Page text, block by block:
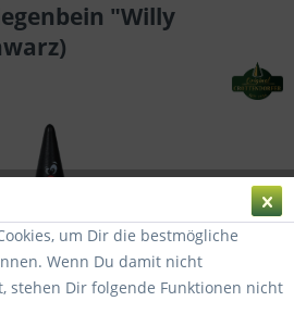
"Willy
um Dir die bestmögliche
Wenn Du damit nicht
stehen Dir folgende Funktionen nicht